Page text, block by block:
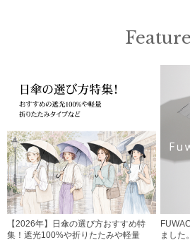
Feature
【2026年】日傘の選び方おすすめ特
集！遮光100%や折りたたみや軽量
ました。